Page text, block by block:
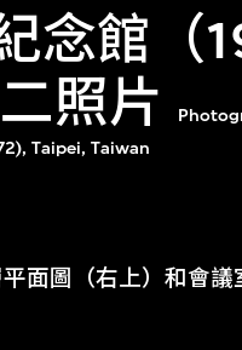
念館（
照片
Taipei, Taiwan
面圖（右上）和會議